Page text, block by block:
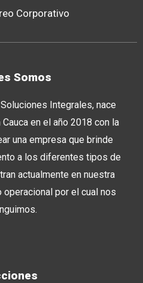
Corporativo
Somos
Soluciones Integrales, nace
en el año 2018 con la
una empresa que brinde
a los diferentes tipos de
actualmente en nuestra
por el cual nos